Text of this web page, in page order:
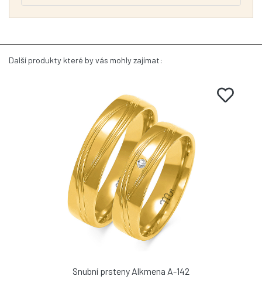
Další produkty které by vás mohly zajímat:
Snubní prsteny Alkmena A-142